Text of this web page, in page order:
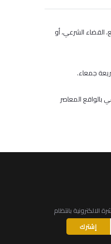
القضاء الشرعي، أو
جمعاء.
بالواقع المعاصر
الالكترونية بانتظام